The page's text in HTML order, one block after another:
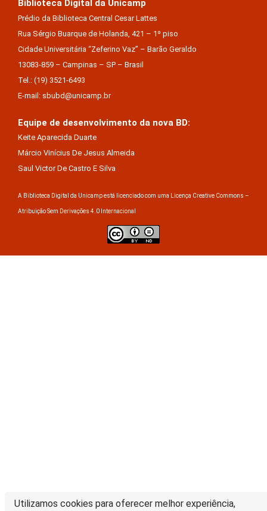
Utilizamos cookies para oferecer melhor experiência,
Biblioteca Digital da Unicamp
Prédio da Biblioteca Central Cesar Lattes
Rua Sérgio Buarque de Holanda, 421 – 1º piso
Cidade Universitária “Zeferino Vaz” – Barão Geraldo
13083-859 – Campinas – SP – Brasil
Tel.: (19) 3521-6493
E-mail: sbubd@unicamp.br
Equipe de desenvolvimento da nova BD:
Keite Aparecida Duarte
Márcio Vinícius De Jesus Almeida
Saul Victor De Castro E Silva
A Biblioteca Digital da Unicamp está licenciado com uma Licença Creative Commons –
Atribuição Sem Derivações 4.0 Internacional